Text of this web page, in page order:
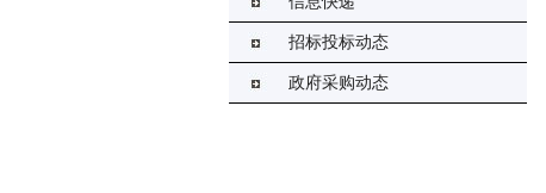
招标投标动态
政府采购动态